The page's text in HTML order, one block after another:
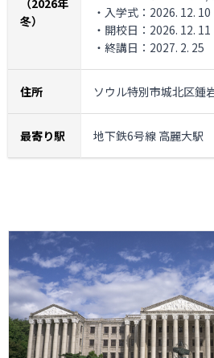
冬）
・入学式：2026. 12. 10
・開校日：2026. 12. 11
・終講日：2027. 2. 25
住所 ソウル特別市城北区鍾
最寄り駅 地下鉄6号線 高麗大駅